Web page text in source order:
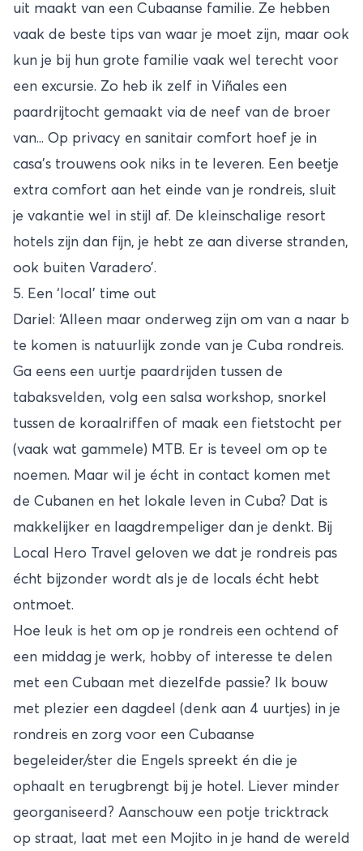
uit maakt van een Cubaanse familie. Ze hebben
vaak de beste tips van waar je moet zijn, maar ook
kun je bij hun grote familie vaak wel terecht voor
een excursie. Zo heb ik zelf in Viñales een
paardrijtocht gemaakt via de neef van de broer
van... Op privacy en sanitair comfort hoef je in
casa’s trouwens ook niks in te leveren. Een beetje
extra comfort aan het einde van je rondreis, sluit
je vakantie wel in stijl af. De kleinschalige resort
hotels zijn dan fijn, je hebt ze aan diverse stranden,
ook buiten Varadero’.
5. Een ‘local’ time out
Dariel: ‘Alleen maar onderweg zijn om van a naar b
te komen is natuurlijk zonde van je Cuba rondreis.
Ga eens een uurtje paardrijden tussen de
tabaksvelden, volg een salsa workshop, snorkel
tussen de koraalriffen of maak een fietstocht per
(vaak wat gammele) MTB. Er is teveel om op te
noemen. Maar wil je écht in contact komen met
de Cubanen en het lokale leven in Cuba? Dat is
makkelijker en laagdrempeliger dan je denkt. Bij
Local Hero Travel geloven we dat je rondreis pas
écht bijzonder wordt als je de locals écht hebt
ontmoet.
Hoe leuk is het om op je rondreis een ochtend of
een middag je werk, hobby of interesse te delen
met een Cubaan met diezelfde passie? Ik bouw
met plezier een dagdeel (denk aan 4 uurtjes) in je
rondreis en zorg voor een Cubaanse
begeleider/ster die Engels spreekt én die je
ophaalt en terugbrengt bij je hotel. Liever minder
georganiseerd? Aanschouw een potje tricktrack
op straat, laat met een Mojito in je hand de wereld